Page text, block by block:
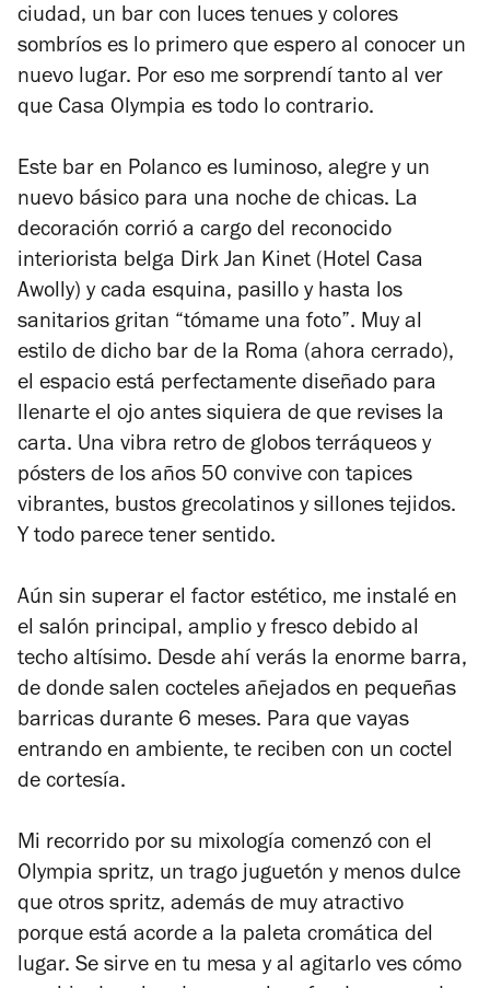
ciudad, un bar con luces tenues y colores
sombríos es lo primero que espero al conocer un
nuevo lugar. Por eso me sorprendí tanto al ver
que Casa Olympia es todo lo contrario.
Este bar en Polanco es luminoso, alegre y un
nuevo básico para una noche de chicas. La
decoración corrió a cargo del reconocido
interiorista belga Dirk Jan Kinet (Hotel Casa
Awolly) y cada esquina, pasillo y hasta los
sanitarios gritan “tómame una foto”. Muy al
estilo de dicho bar de la Roma (ahora cerrado),
el espacio está perfectamente diseñado para
llenarte el ojo antes siquiera de que revises la
carta. Una vibra retro de globos terráqueos y
pósters de los años 50 convive con tapices
vibrantes, bustos grecolatinos y sillones tejidos.
Y todo parece tener sentido.
Aún sin superar el factor estético, me instalé en
el salón principal, amplio y fresco debido al
techo altísimo. Desde ahí verás la enorme barra,
de donde salen cocteles añejados en pequeñas
barricas durante 6 meses. Para que vayas
entrando en ambiente, te reciben con un coctel
de cortesía.
Mi recorrido por su mixología comenzó con el
Olympia spritz, un trago juguetón y menos dulce
que otros spritz, además de muy atractivo
porque está acorde a la paleta cromática del
lugar. Se sirve en tu mesa y al agitarlo ves cómo